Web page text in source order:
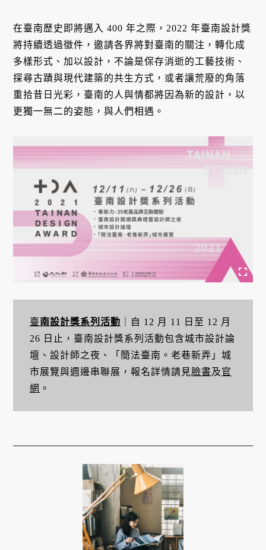
在臺南歷史即將邁入 400 年之際，2022 年臺南設計獎
將持續透過徵件，邀請各界將對臺南的關注，轉化成
多樣形式、加以設計，不論是保存消逝的工藝技術、
探尋古蹟與現代建築的共生方式，或者讓荒廢的角落
重拾昔日光彩，臺南的人與情都將因為新的設計，以
更獨一無二的姿態，與人們相遇。
臺南設計獎系列活動 ｜自 12 月 11 日至 12 月
26 日止，臺南設計獎系列活動包含城市設計論
壇、設計師之夜、「簡法臺南。老巷新弄」城
市展覽與週邊串聯展，報名詳情請見臉書 及官
網 。